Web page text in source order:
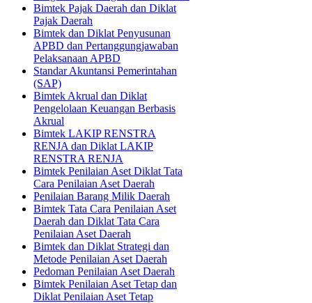
Bimtek Pajak Daerah dan Diklat
Pajak Daerah
Bimtek dan Diklat Penyusunan
APBD dan Pertanggungjawaban
Pelaksanaan APBD
Standar Akuntansi Pemerintahan
(SAP)
Bimtek Akrual dan Diklat
Pengelolaan Keuangan Berbasis
Akrual
Bimtek LAKIP RENSTRA
RENJA dan Diklat LAKIP
RENSTRA RENJA
Bimtek Penilaian Aset Diklat Tata
Cara Penilaian Aset Daerah
Penilaian Barang Milik Daerah
Bimtek Tata Cara Penilaian Aset
Daerah dan Diklat Tata Cara
Penilaian Aset Daerah
Bimtek dan Diklat Strategi dan
Metode Penilaian Aset Daerah
Pedoman Penilaian Aset Daerah
Bimtek Penilaian Aset Tetap dan
Diklat Penilaian Aset Tetap